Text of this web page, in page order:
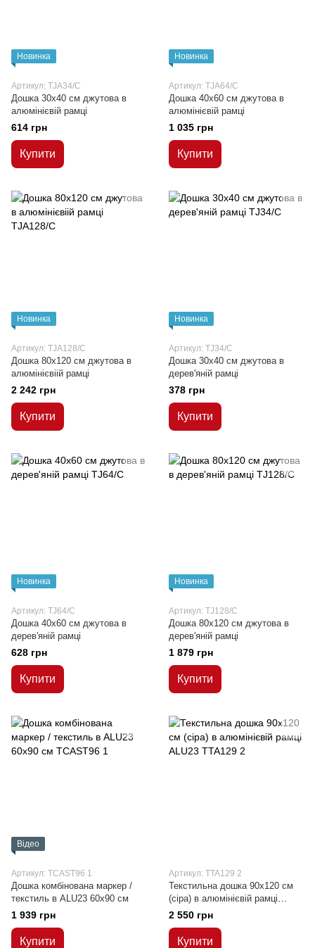
Новинка
Артикул: TJA34/C
Дошка 30x40 см джутова в
алюмінієвій рамці
614 грн
Купити
Новинка
Артикул: TJA64/C
Дошка 40x60 см джутова в
алюмінієвій рамці
1 035 грн
Купити
Новинка
Артикул: TJA128/C
Дошка 80x120 см джутова в
алюмінієвіій рамці
2 242 грн
Купити
Новинка
Артикул: TJ34/C
Дошка 30x40 см джутова в
дерев'яній рамці
378 грн
Купити
Новинка
Артикул: TJ64/C
Дошка 40x60 см джутова в
дерев'яній рамці
628 грн
Купити
Новинка
Артикул: TJ128/C
Дошка 80x120 см джутова в
дерев'яній рамці
1 879 грн
Купити
Відео
Артикул: TCAST96 1
Дошка комбінована маркер /
текстиль в ALU23 60х90 см
1 939 грн
Купити
Артикул: TTA129 2
Текстильна дошка 90x120 см
(сіра) в алюмінієвій рамці
ALU23
2 550 грн
Купити